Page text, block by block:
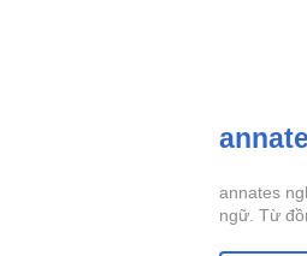
annates
ngữ. Từ